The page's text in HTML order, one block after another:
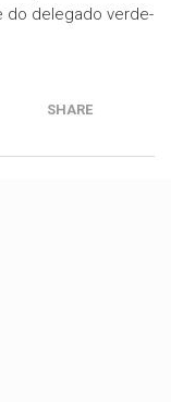
do delegado verde-
SHARE